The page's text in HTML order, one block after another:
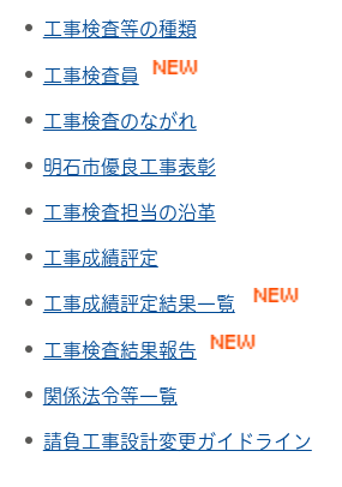
工事検査等の種類
工事検査員
工事検査のながれ
明石市優良工事表彰
工事検査担当の沿革
工事成績評定
工事成績評定結果一覧
工事検査結果報告
関係法令等一覧
請負工事設計変更ガイドライン